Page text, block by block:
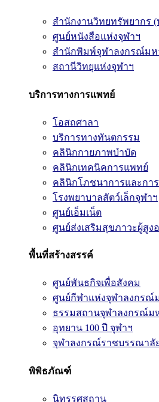
สำนักงานวิทยทรัพยากร
ศูนย์หนังสือแห่งจุฬาฯ
สำนักพิมพ์จุฬาลงกรณ์มห
สถานีวิทยุแห่งจุฬาฯ
บริการทางการแพทย์
โอสถศาลา
บริการทางทันตกรรม
คลินิกกายภาพบำบัด
คลินิกเทคนิคการแพทย์
คลินิกโภชนาการและกา
โรงพยาบาลสัตว์เล็กจุฬาฯ
ศูนย์เอ็มเน็ต
ศูนย์ส่งเสริมสุขภาวะผู้สูง
พื้นที่สร้างสรรค์
ศูนย์พันธกิจเพื่อสังคม
ศูนย์กีฬาแห่งจุฬาลงกรณ์
ธรรมสถานจุฬาลงกรณ์ม
อุทยาน 100 ปี จุฬาฯ
จุฬาลงกรณ์ราชบรรณาลั
พิพิธภัณฑ์
นิทรรศสถาน